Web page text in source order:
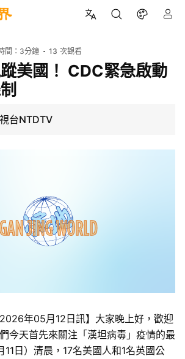
間： 3分鐘 13 次觀看
美國！ CDC緊急啟動
台NTDTV
2026年05月12日訊】大家晚上好，歡迎
今天首先來關注「漢坦病毒」疫情的最
日）清晨，17名美國人和1名英國公